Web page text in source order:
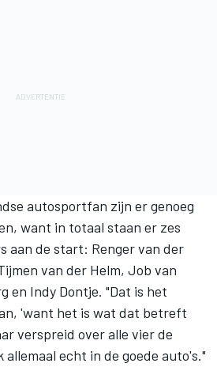
autosportfan zijn er genoeg
want in totaal staan er zes
aan de start: Renger van der
van der Helm, Job van
en Indy Dontje. "Dat is het
'want het is wat dat betreft
verspreid over alle vier de
allemaal echt in de goede auto's."